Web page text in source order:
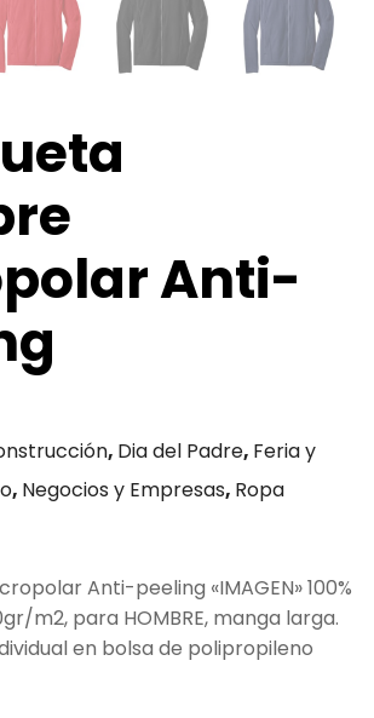
Anti-
, Dia del Padre, Feria y
, Negocios y Empresas, Ropa
Anti-peeling «IMAGEN» 100%
m2, para HOMBRE, manga larga.
en bolsa de polipropileno